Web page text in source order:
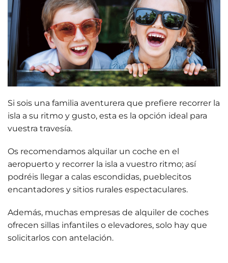
Si sois una familia aventurera que prefiere recorrer la
isla a su ritmo y gusto, esta es la opción ideal para
vuestra travesía.
Os recomendamos alquilar un coche en el
aeropuerto y recorrer la isla a vuestro ritmo; así
podréis llegar a calas escondidas, pueblecitos
encantadores y sitios rurales espectaculares.
Además, muchas empresas de alquiler de coches
ofrecen sillas infantiles o elevadores, solo hay que
solicitarlos con antelación.